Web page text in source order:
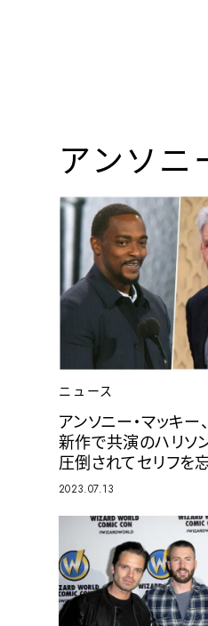
アンソニ
ニュース
アンソニー・マッキー
新作で共演のハリソ
圧倒されてセリフを
2023.07.13